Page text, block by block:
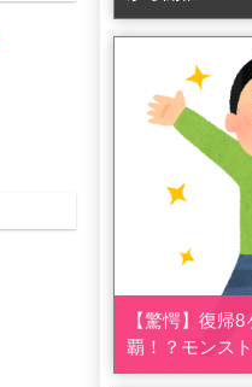
【驚愕】復帰
覇！？モンス